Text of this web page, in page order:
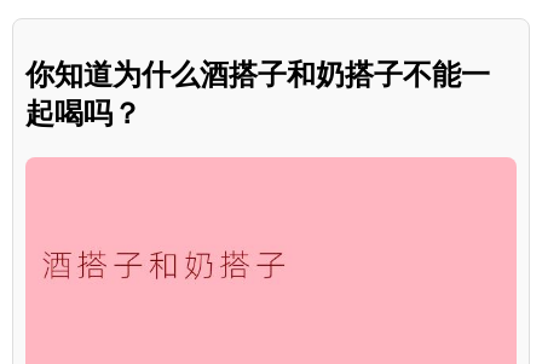
你知道为什么酒搭子和奶搭子不能一
起喝吗？